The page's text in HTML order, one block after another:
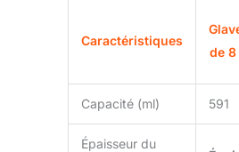
et
est
Un
:
Caractéristiques
de 8
Capacité (ml) 591
Épaisseur du